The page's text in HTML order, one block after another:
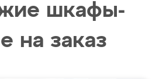
шкафы-
на заказ